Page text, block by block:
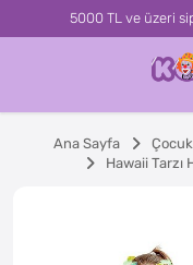
5000 TL ve üzeri
Ana Sayfa
Hawaii Tarzı